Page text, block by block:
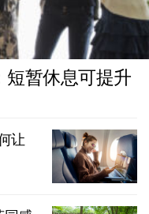
短暂休息可提升
让